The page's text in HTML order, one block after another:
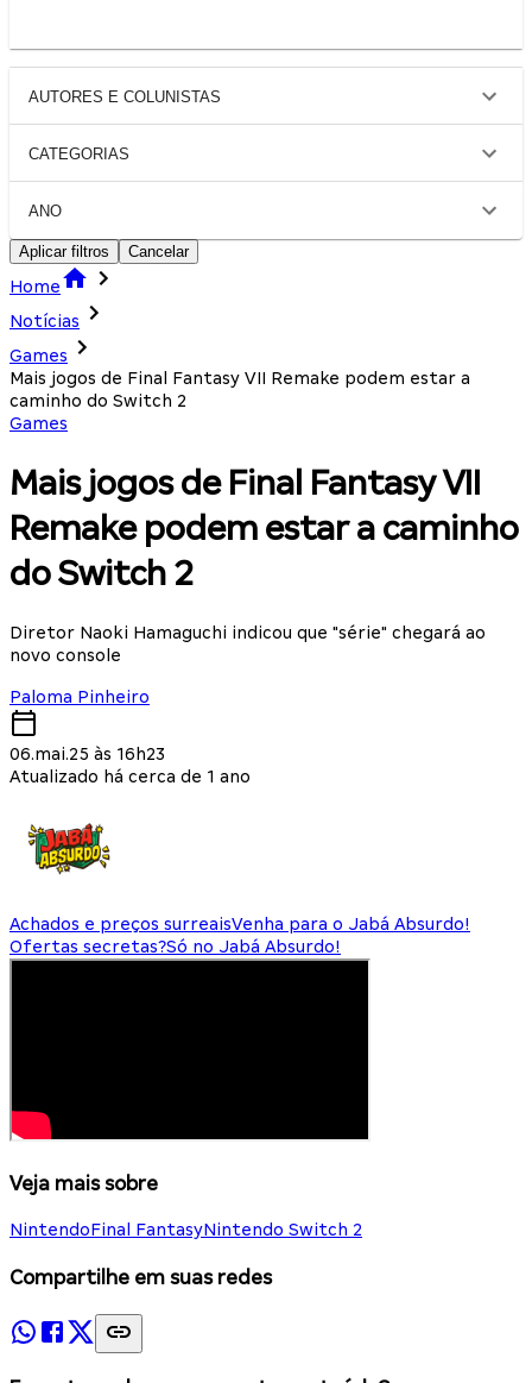
AUTORES E COLUNISTAS
CATEGORIAS
ANO
Aplicar filtros Cancelar
Home
Notícias
Games
Mais jogos de Final Fantasy VII Remake podem estar a
caminho do Switch 2
Games
Mais jogos de Final Fantasy VII
Remake podem estar a caminho
do Switch 2
Diretor Naoki Hamaguchi indicou que "série" chegará ao
novo console
Paloma Pinheiro
06.mai.25 às 16h23
Atualizado há cerca de 1 ano
Achados e preços surreaisVenha para o Jabá Absurdo!
Ofertas secretas?Só no Jabá Absurdo!
Veja mais sobre
NintendoFinal FantasyNintendo Switch 2
Compartilhe em suas redes